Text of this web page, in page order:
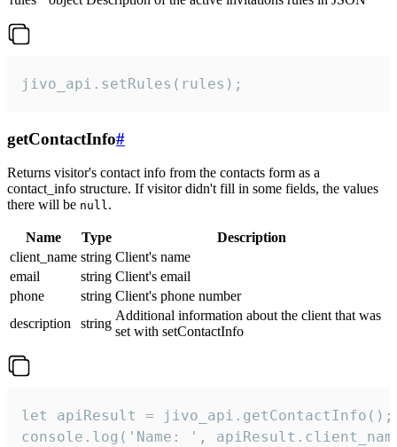
jivo_api.setRules(rules);
getContactInfo#
Returns visitor's contact info from the contacts form as a
contact_info structure. If visitor didn't fill in some fields, the values
there will be null.
Name Type
Description
client_name string Client's name
email
string Client's email
phone
string Client's phone number
description
string
Additional information about the client that was
set with setContactInfo
let apiResult = jivo_api.getContactInfo();
console.log('Name: ',